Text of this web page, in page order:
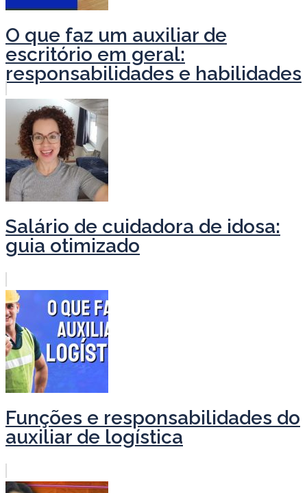
O que faz um auxiliar de
escritório em geral:
responsabilidades e habilidades
Salário de cuidadora de idosa:
guia otimizado
Funções e responsabilidades do
auxiliar de logística